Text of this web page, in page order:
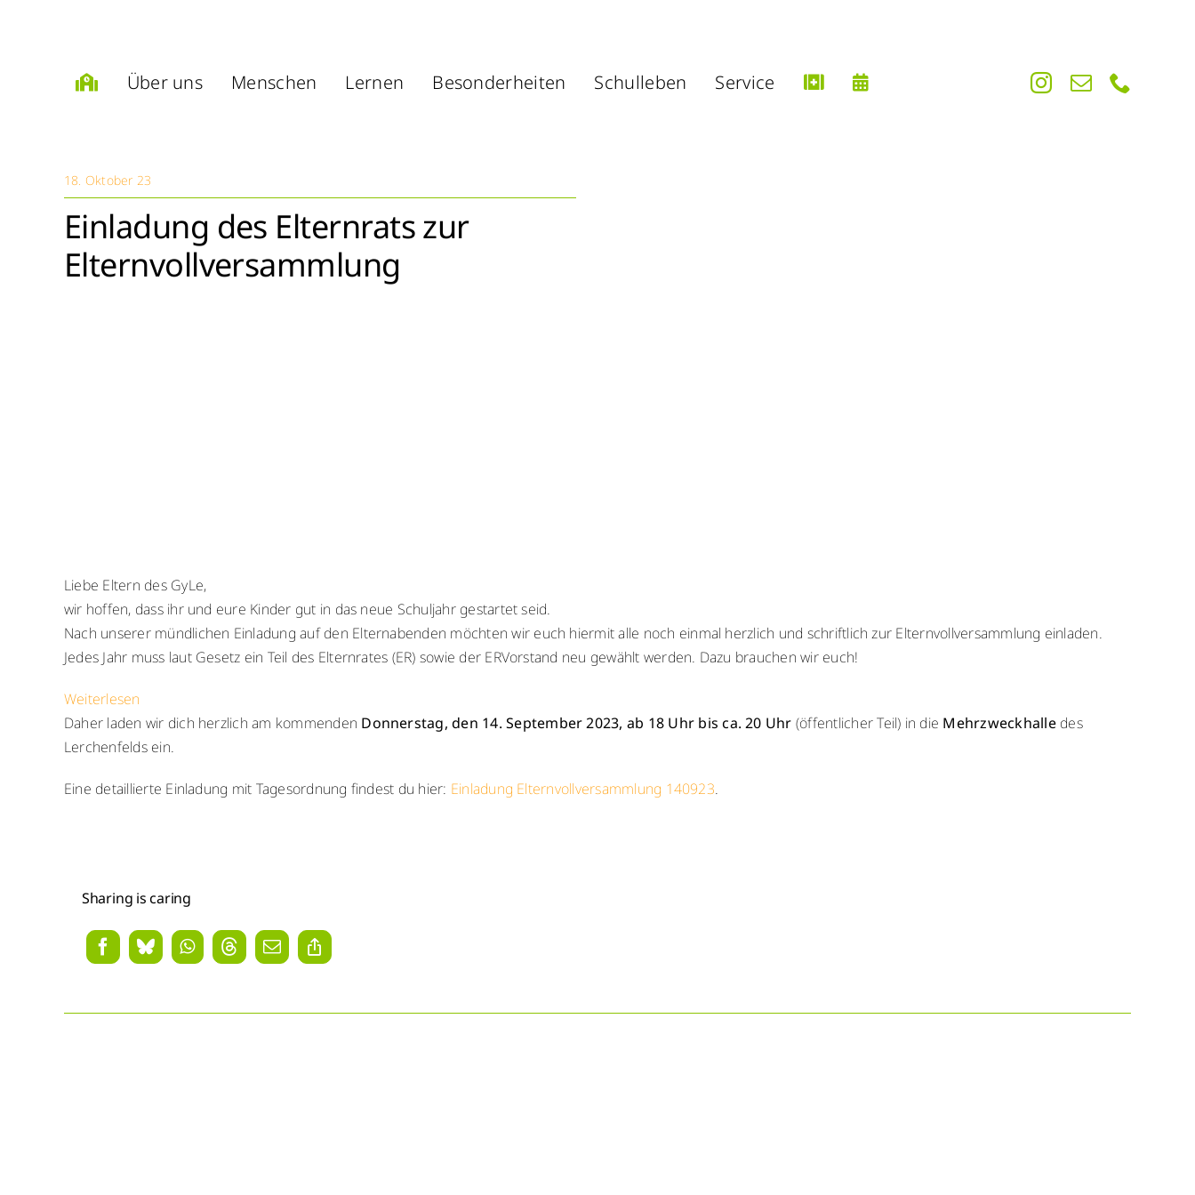
Über uns Menschen Lernen Besonderheiten Schulleben Service
18. Oktober 23
Einladung des Elternrats zur
Elternvollversammlung
Liebe Eltern des GyLe,
wir hoffen, dass ihr und eure Kinder gut in das neue Schuljahr gestartet seid.
Nach unserer mündlichen Einladung auf den Elternabenden möchten wir euch hiermit alle noch einmal herzlich und schriftlich zur Elternvollversammlung einladen.
Jedes Jahr muss laut Gesetz ein Teil des Elternrates (ER) sowie der ERVorstand neu gewählt werden. Dazu brauchen wir euch!
Weiterlesen
Einladung
des
zur
Daher laden wir dich herzlich am kommenden Donnerstag, den 14. September 2023, ab 18 Uhr bis ca. 20 Uhr (öffentlicher Teil) in die Mehrzweckhalledes
Lerchenfelds ein.
Eine detaillierte Einladung mit Tagesordnung findest du hier: Einladung Elternvollversammlung 140923.
Sharing is caring